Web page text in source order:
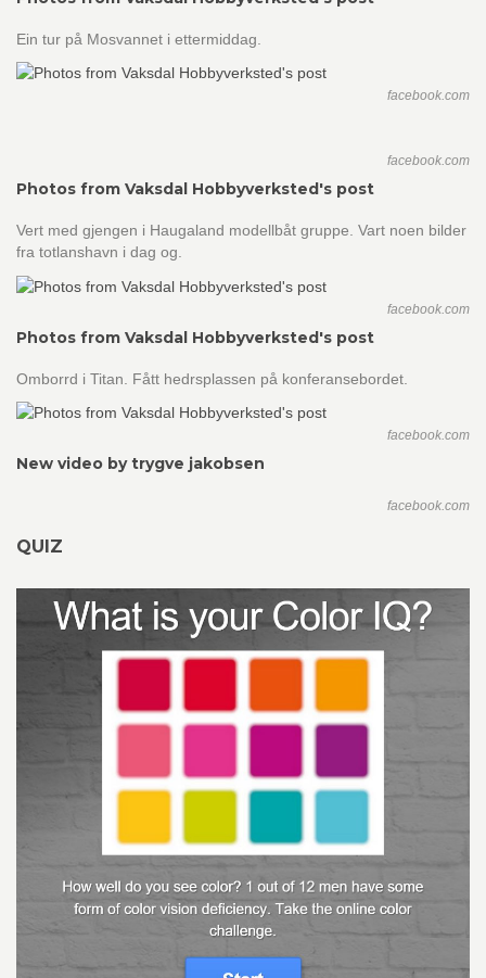
Ein tur på Mosvannet i ettermiddag.
facebook.com
facebook.com
Photos from Vaksdal Hobbyverksted's post
Vert med gjengen i Haugaland modellbåt gruppe. Vart noen bilder
fra totlanshavn i dag og.
facebook.com
Photos from Vaksdal Hobbyverksted's post
Omborrd i Titan. Fått hedrsplassen på konferansebordet.
facebook.com
New video by trygve jakobsen
facebook.com
QUIZ